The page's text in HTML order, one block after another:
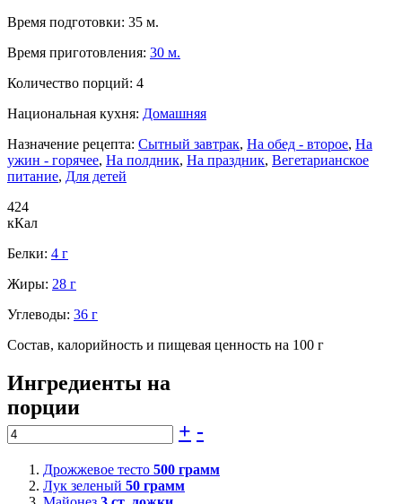
Время подготовки: 35 м.
Время приготовления: 30 м.
Количество порций: 4
Национальная кухня: Домашняя
Назначение рецепта: Сытный завтрак, На обед - второе, На
ужин - горячее, На полдник, На праздник, Вегетарианское
питание, Для детей
424
кКал
Белки: 4 г
Жиры: 28 г
Углеводы: 36 г
Состав, калорийность и пищевая ценность на 100 г
Ингредиенты на
порции
+ -
Дрожжевое тесто 500 грамм
Лук зеленый 50 грамм